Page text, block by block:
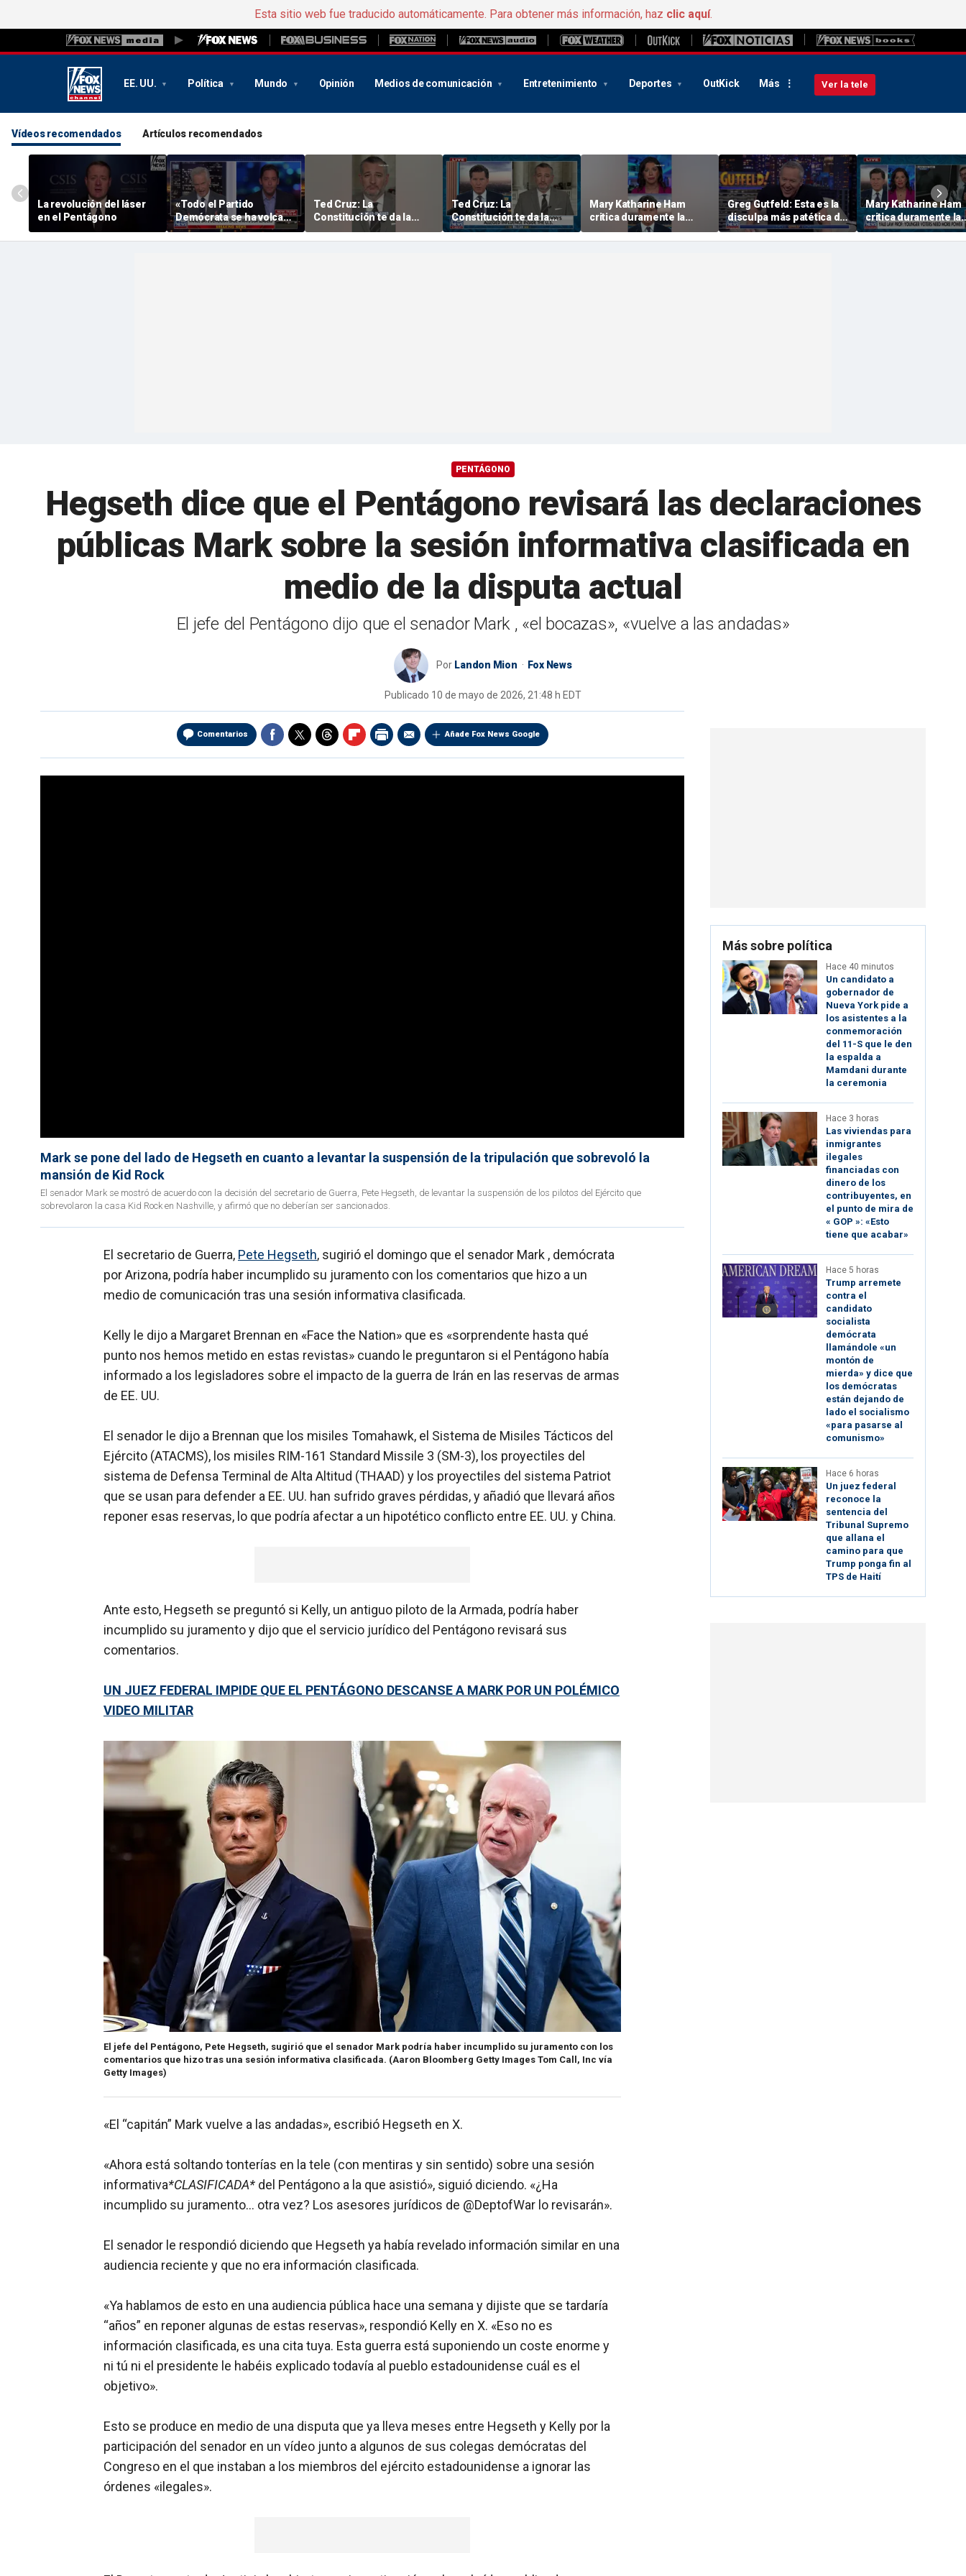
Esta sitio web fue traducido automáticamente. Para obtener más información, haz clic aquí.
EE. UU. Política Mundo Opinión Medios de comunicación Entretenimiento Deportes OutKick Más Ver la tele
Vídeos recomendados Artículos recomendados
La revolución del láser
en el Pentágono
«Todo el Partido
Demócrata se ha volcado
en el socialismo», dice
Michael Knowles
Ted Cruz: La
Constitución te da la
respuesta
Ted Cruz: La
Constitución te da la
respuesta
Mary Katharine Ham
critica duramente la
propuesta electoral
radical de un profesor
Greg Gutfeld: Esta es la
disculpa más patética de
la historia
Mary Katharine Ham
critica duramente la
propuesta electoral
radical de un
PENTÁGONO
Hegseth dice que el Pentágono revisará las declaraciones
públicas Mark sobre la sesión informativa clasificada en
medio de la disputa actual
El jefe del Pentágono dijo que el senador Mark , «el bocazas», «vuelve a las andadas»
Por Landon Mion Fox News
Publicado 10 de mayo de 2026, 21:48 h EDT
Comentarios Añade Fox News Google
Mark se pone del lado de Hegseth en cuanto a levantar la suspensión de la tripulación que sobrevoló la
mansión de Kid Rock
El senador Mark se mostró de acuerdo con la decisión del secretario de Guerra, Pete Hegseth, de levantar la suspensión de los pilotos del Ejército que
sobrevolaron la casa Kid Rock en Nashville, y afirmó que no deberían ser sancionados.
El secretario de Guerra, Pete Hegseth, sugirió el domingo que el senador Mark , demócrata
por Arizona, podría haber incumplido su juramento con los comentarios que hizo a un
medio de comunicación tras una sesión informativa clasificada.
Kelly le dijo a Margaret Brennan en «Face the Nation» que es «sorprendente hasta qué
punto nos hemos metido en estas revistas» cuando le preguntaron si el Pentágono había
informado a los legisladores sobre el impacto de la guerra de Irán en las reservas de armas
de EE. UU.
El senador le dijo a Brennan que los misiles Tomahawk, el Sistema de Misiles Tácticos del
Ejército (ATACMS), los misiles RIM-161 Standard Missile 3 (SM-3), los proyectiles del
sistema de Defensa Terminal de Alta Altitud (THAAD) y los proyectiles del sistema Patriot
que se usan para defender a EE. UU. han sufrido graves pérdidas, y añadió que llevará años
reponer esas reservas, lo que podría afectar a un hipotético conflicto entre EE. UU. y China.
Ante esto, Hegseth se preguntó si Kelly, un antiguo piloto de la Armada, podría haber
incumplido su juramento y dijo que el servicio jurídico del Pentágono revisará sus
comentarios.
UN JUEZ FEDERAL IMPIDE QUE EL PENTÁGONO DESCANSE A MARK POR UN POLÉMICO
VIDEO MILITAR
El jefe del Pentágono, Pete Hegseth, sugirió que el senador Mark podría haber incumplido su juramento con los
comentarios que hizo tras una sesión informativa clasificada. (Aaron Bloomberg Getty Images Tom Call, Inc vía
Getty Images)
«El “capitán” Mark vuelve a las andadas», escribió Hegseth en X.
«Ahora está soltando tonterías en la tele (con mentiras y sin sentido) sobre una sesión
informativa*CLASIFICADA* del Pentágono a la que asistió», siguió diciendo. «¿Ha
incumplido su juramento… otra vez? Los asesores jurídicos de @DeptofWar lo revisarán».
El senador le respondió diciendo que Hegseth ya había revelado información similar en una
audiencia reciente y que no era información clasificada.
«Ya hablamos de esto en una audiencia pública hace una semana y dijiste que se tardaría
“años” en reponer algunas de estas reservas», respondió Kelly en X. «Eso no es
información clasificada, es una cita tuya. Esta guerra está suponiendo un coste enorme y
ni tú ni el presidente le habéis explicado todavía al pueblo estadounidense cuál es el
objetivo».
Esto se produce en medio de una disputa que ya lleva meses entre Hegseth y Kelly por la
participación del senador en un vídeo junto a algunos de sus colegas demócratas del
Congreso en el que instaban a los miembros del ejército estadounidense a ignorar las
órdenes «ilegales».
Más sobre política
Hace 40 minutos
Un candidato a
gobernador de
Nueva York pide a
los asistentes a la
conmemoración
del 11-S que le den
la espalda a
Mamdani durante
la ceremonia
Hace 3 horas
Las viviendas para
inmigrantes
ilegales
financiadas con
dinero de los
contribuyentes, en
el punto de mira de
« GOP »: «Esto
tiene que acabar»
Hace 5 horas
Trump arremete
contra el
candidato
socialista
demócrata
llamándole «un
montón de
mierda» y dice que
los demócratas
están dejando de
lado el socialismo
«para pasarse al
comunismo»
Hace 6 horas
Un juez federal
reconoce la
sentencia del
Tribunal Supremo
que allana el
camino para que
Trump ponga fin al
TPS de Haití